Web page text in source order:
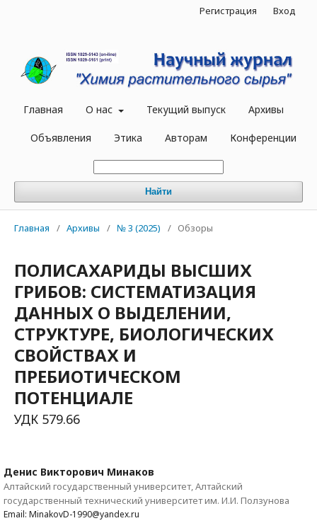
Главная О нас Текущий выпуск Архивы
Объявления Этика Авторам Конференции
Найти
Регистрация Вход
Главная / Архивы / № 3 (2025) / Обзоры
ПОЛИСАХАРИДЫ ВЫСШИХ
ГРИБОВ: СИСТЕМАТИЗАЦИЯ
ДАННЫХ О ВЫДЕЛЕНИИ,
СТРУКТУРЕ, БИОЛОГИЧЕСКИХ
СВОЙСТВАХ И
ПРЕБИОТИЧЕСКОМ
ПОТЕНЦИАЛЕ
УДК 579.66
Денис Викторович Минаков
Алтайский государственный университет, Алтайский
государственный технический университет им. И.И. Ползунова
Email: MinakovD-1990@yandex.ru